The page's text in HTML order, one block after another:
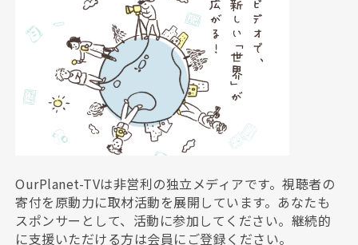
OurPlanet-TVは非営利の独立メディアです。視聴者の
寄付を原動力に取材活動を展開しています。あなたも
スポンサーとして、活動に参加してください。継続的
に支援いただける方は会員にご登録ください。